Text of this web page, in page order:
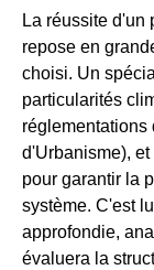
La réussite d'un
repose en
choisi. Un
particularités
réglementations
d'Urbanisme),
pour garantir la
système. C'est
approfondie,
évaluera la